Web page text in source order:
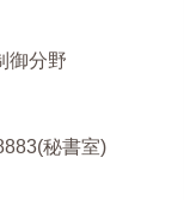
御分野
秘書室)